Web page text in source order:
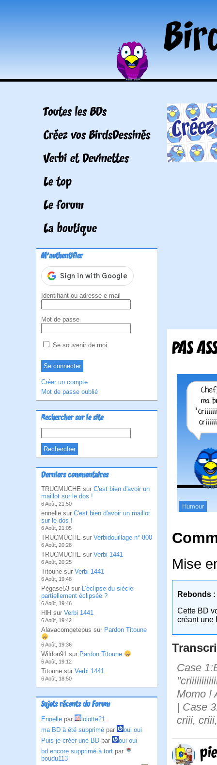
Toutes les BDs
Créez vos BirdsDessinés
Verbi et Devinettes
Le top
Le forum
La boutique
M'authentifier
Identifiant ou adresse e-mail
Mot de passe
Se souvenir de moi
Créer un compte
Mot de passe oublié
Rechercher sur le site
Derniers commentaires
TRUCMUCHE sur C'est bien d'avoir un
maillot sur le dos !
6 Août, 21:50
ennelle sur C'est bien d'avoir un maillot
sur le dos !
6 Août, 21:05
TRUCMUCHE sur Verbidouillage n° 800
6 Août, 20:28
TRUCMUCHE sur Verbi 1441
6 Août, 20:25
Titoune sur Verbi 1441
6 Août, 19:48
Pégase53 sur L’éclipse du siècle
partiellement éclipsée ?
6 Août, 19:46
HlH sur Verbi 1441
6 Août, 19:42
Alavacomgetepus sur Pardon Titoune
6 Août, 19:36
Wildou91 sur Pardon Titoune
6 Août, 19:12
Titoune sur Verbi 1441
6 Août, 18:50
Sujets récents du Forum
Ennelle par
lolotte21
ma BD à été supprimé par
oui oui
Puis-je créer une BD par
oui oui
bd encore supprimé à tort par
boudu113
PAS
Humour
Mise
Rebonds :
Cette BD
créant une
Case
Momo !
| Case
criii,